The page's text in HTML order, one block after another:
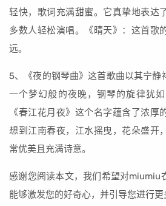
轻快，歌词充满甜蜜。它真挚地表达
多数人轻松演唱。《晴天》：这首歌
远。
5、《夜的钢琴曲》这首歌曲以其宁静
一个梦幻般的夜晚，钢琴的旋律犹如
《春江花月夜》这个名字蕴含了浓厚
想到江南春夜，江水摇曳，花朵盛开
常优美且充满诗意。
感谢您阅读本文，我们希望对miumiu
能够激发您的好奇心，并引导您进行更